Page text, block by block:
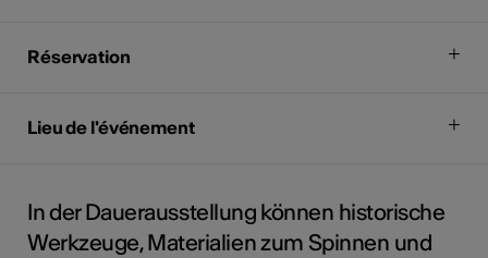
Réservation
Lieu de l'événement
In der Dauerausstellung können historische
Werkzeuge, Materialien zum Spinnen und